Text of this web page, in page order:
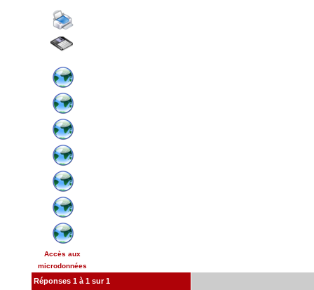
Accès aux
microdonnées
Réponses 1 à 1 sur 1